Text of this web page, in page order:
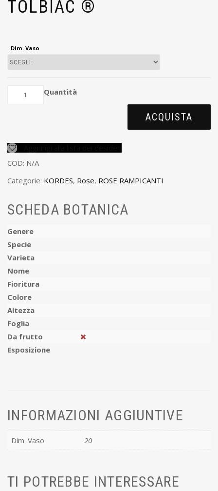
TOLBIAC ®
Dim. Vaso
Quantità
ACQUISTA
COD: N/A
Categorie: KORDES, Rose, ROSE RAMPICANTI
SCHEDA BOTANICA
Genere
Specie
Varieta
Nome
Fioritura
Colore
Altezza
Foglia
Da frutto
Esposizione
INFORMAZIONI AGGIUNTIVE
Dim. Vaso 20
TI POTREBBE INTERESSARE